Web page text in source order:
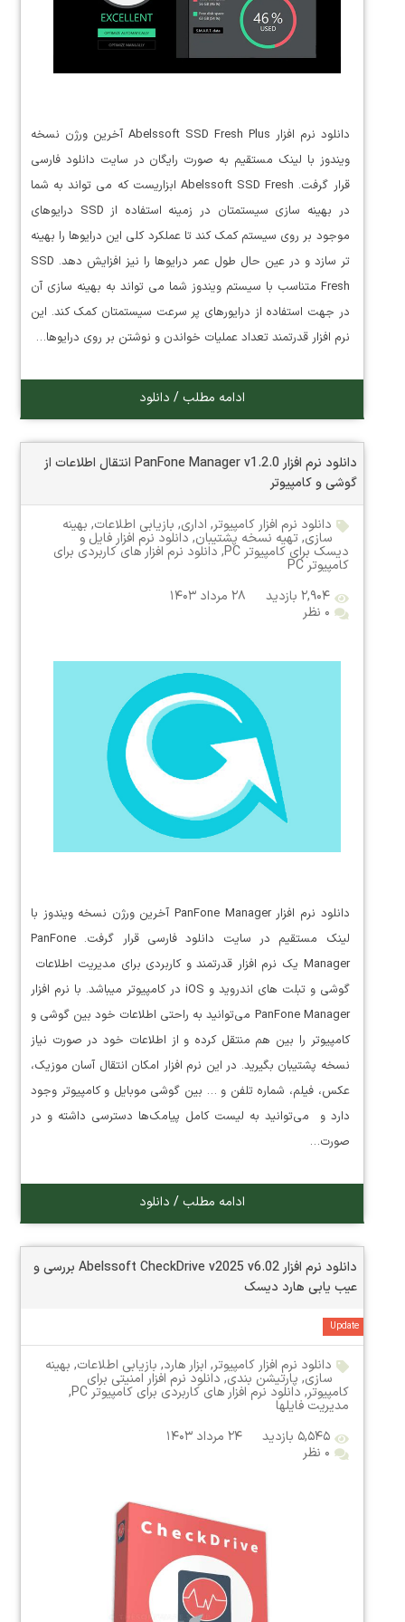
دانلود نرم افزار Abelssoft SSD Fresh Plus آخرین ورژن نسخه
ویندوز با لینک مستقیم به صورت رایگان در سایت دانلود فارسی
قرار گرفت. Abelssoft SSD Fresh ابزاریست که می تواند به شما
در بهینه سازی سیستمتان در زمینه استفاده از SSD درایوهای
موجود بر روی سیستم کمک کند تا عملکرد کلی این درایوها را بهینه
تر سازد و در عین حال طول عمر درایوها را نیز افزایش دهد. SSD
Fresh متناسب با سیستم ویندوز شما می تواند به بهینه سازی آن
در جهت استفاده از درایورهای پر سرعت سیستمتان کمک کند. این
نرم افزار قدرتمند تعداد عملیات خواندن و نوشتن بر روی درایوها…
ادامه مطلب / دانلود
دانلود نرم افزار PanFone Manager v1.2.0 انتقال اطلاعات از
گوشی و کامپیوتر
دانلود نرم افزار کامپیوتر, اداری, بازیابی اطلاعات, بهینه
سازی,تهیه نسخه پشتیبان,دانلود نرم افزار فایل و
دیسک برای کامپیوتر PC , دانلود نرم افزار های کاربردی برای
کامپیوتر PC
۲,۹۰۴ بازدید
۲۸ مرداد ۱۴۰۳
۰ نظر
دانلود نرم افزار PanFone Manager آخرین ورژن نسخه ویندوز با
لینک مستقیم در سایت دانلود فارسی قرار گرفت. PanFone
Manager یک نرم افزار قدرتمند و کاربردی برای مدیریت اطلاعات
گوشی و تبلت های اندروید و iOS در کامپیوتر میباشد. با نرم افزار
PanFone Manager می‌توانید به راحتی اطلاعات خود بین گوشی و
کامپیوتر را بین هم منتقل کرده و از اطلاعات خود در صورت نیاز
نسخه پشتیبان بگیرید. در این نرم افزار امکان انتقال آسان موزیک،
عکس، فیلم، شماره تلفن و … بین گوشی موبایل و کامپیوتر وجود
دارد و می‌توانید به لیست کامل پیامک‌ها دسترسی داشته و در
صورت…
ادامه مطلب / دانلود
دانلود نرم افزار Abelssoft CheckDrive v2025 v6.02 بررسی و
عیب‌ یابی هارد دیسک
Update
دانلود نرم افزار کامپیوتر, ابزار هارد, بازیابی اطلاعات, بهینه
سازی, پارتیشن بندی, دانلود نرم افزار امنیتی برای
کامپیوتر, دانلود نرم افزار های کاربردی برای کامپیوتر PC ,
مدیریت فایلها
۵,۵۴۵ بازدید
۲۴ مرداد ۱۴۰۳
۰ نظر